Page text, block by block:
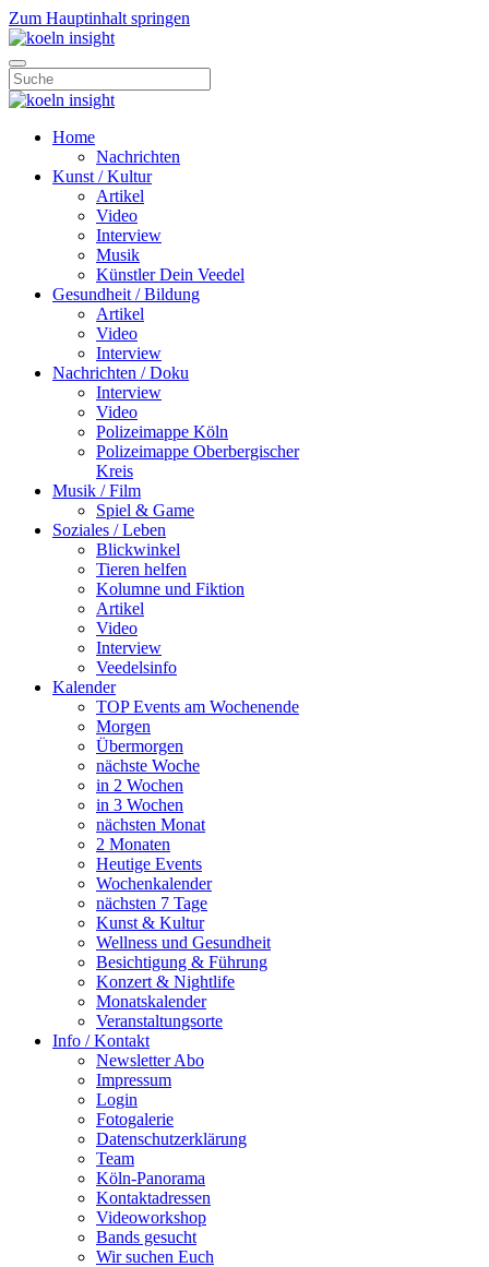
Zum Hauptinhalt springen
Home
Nachrichten
Kunst / Kultur
Artikel
Video
Interview
Musik
Künstler Dein Veedel
Gesundheit / Bildung
Artikel
Video
Interview
Nachrichten / Doku
Interview
Video
Polizeimappe Köln
Polizeimappe Oberbergischer
Kreis
Musik / Film
Spiel & Game
Soziales / Leben
Blickwinkel
Tieren helfen
Kolumne und Fiktion
Artikel
Video
Interview
Veedelsinfo
Kalender
TOP Events am Wochenende
Morgen
Übermorgen
nächste Woche
in 2 Wochen
in 3 Wochen
nächsten Monat
2 Monaten
Heutige Events
Wochenkalender
nächsten 7 Tage
Kunst & Kultur
Wellness und Gesundheit
Besichtigung & Führung
Konzert & Nightlife
Monatskalender
Veranstaltungsorte
Info / Kontakt
Newsletter Abo
Impressum
Login
Fotogalerie
Datenschutzerklärung
Team
Köln-Panorama
Kontaktadressen
Videoworkshop
Bands gesucht
Wir suchen Euch